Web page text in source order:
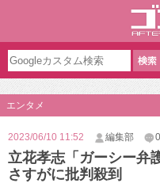
エンタメ
2023/06/10 11:52 編集部 0
立花孝志「ガーシー弁
さすがに批判殺到